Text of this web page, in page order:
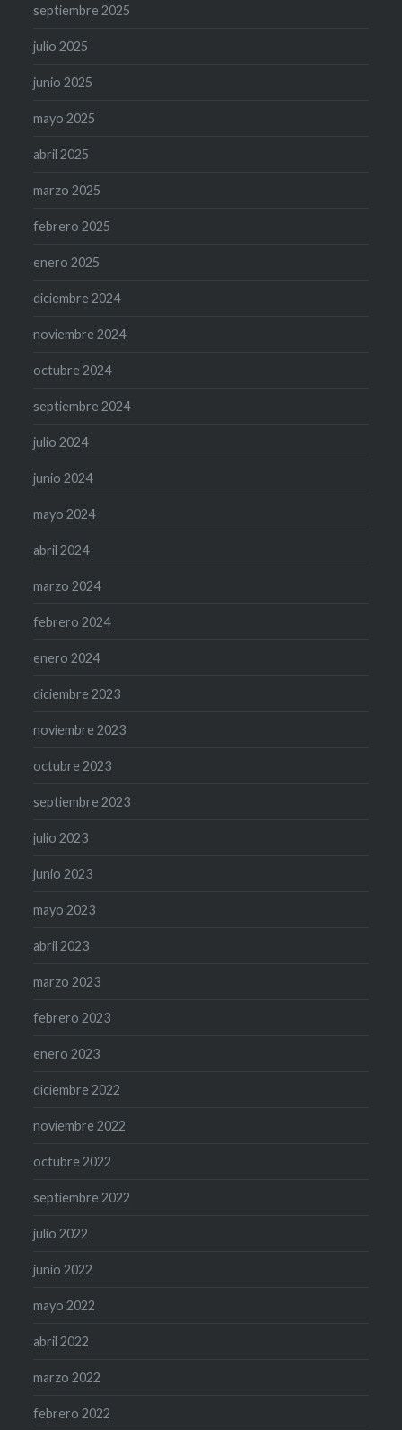
septiembre 2025
julio 2025
junio 2025
mayo 2025
abril 2025
marzo 2025
febrero 2025
enero 2025
diciembre 2024
noviembre 2024
octubre 2024
septiembre 2024
julio 2024
junio 2024
mayo 2024
abril 2024
marzo 2024
febrero 2024
enero 2024
diciembre 2023
noviembre 2023
octubre 2023
septiembre 2023
julio 2023
junio 2023
mayo 2023
abril 2023
marzo 2023
febrero 2023
enero 2023
diciembre 2022
noviembre 2022
octubre 2022
septiembre 2022
julio 2022
junio 2022
mayo 2022
abril 2022
marzo 2022
febrero 2022